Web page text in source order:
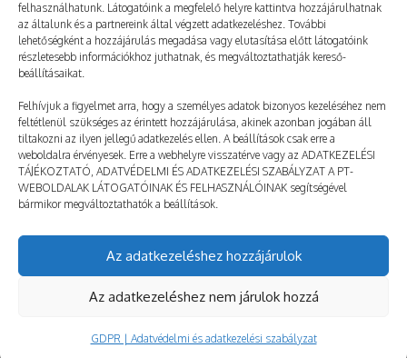
felhasználhatunk. Látogatóink a megfelelő helyre kattintva hozzájárulhatnak
az általunk és a partnereink által végzett adatkezeléshez. További
lehetőségként a hozzájárulás megadása vagy elutasítása előtt látogatóink
részletesebb információkhoz juthatnak, és megváltoztathatják kereső-
beállításaikat.
Felhívjuk a figyelmet arra, hogy a személyes adatok bizonyos kezeléséhez nem
feltétlenül szükséges az érintett hozzájárulása, akinek azonban jogában áll
tiltakozni az ilyen jellegű adatkezelés ellen. A beállítások csak erre a
weboldalra érvényesek. Erre a webhelyre visszatérve vagy az ADATKEZELÉSI
TÁJÉKOZTATÓ, ADATVÉDELMI ÉS ADATKEZELÉSI SZABÁLYZAT A PT-
WEBOLDALAK LÁTOGATÓINAK ÉS FELHASZNÁLÓINAK segítségével
bármikor megváltoztathatók a beállítások.
Az adatkezeléshez hozzájárulok
Az adatkezeléshez nem járulok hozzá
GDPR | Adatvédelmi és adatkezelési szabályzat
Valamerre kallódik…
2023. 05. 30. PT-MESÉK
…kettő mikrofonállvány, ha valaki véletlen rátalálna,
elkallódások és megkerülések helyszíne. Igazából
olyan, mint egy hatalmas volt-nincs szekrény. Leteszel
valamit, és simán…
© taborozz.hu
GDPR | Adatvédelmi és adatkezelési szabályzat